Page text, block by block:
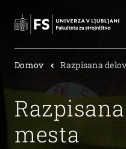
Išči
Domov Razpisana
mesta